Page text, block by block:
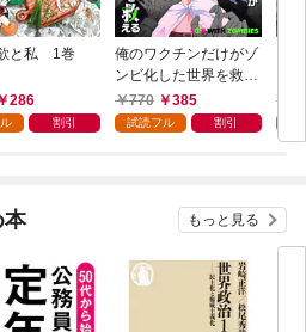
と私 1巻
286
割引
俺のワクチンだけがゾ
ンビ化した世界を救え
る 1巻
770 385
試読フル 割引
本 もっと見る